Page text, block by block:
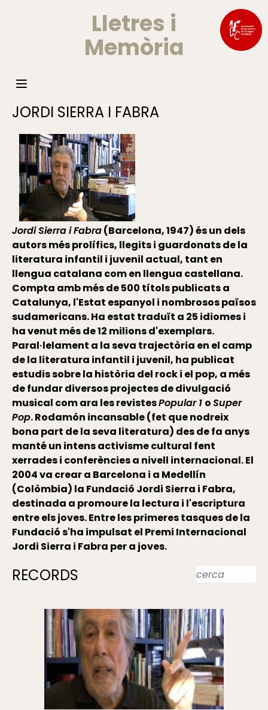
Lletres i
Memòria
JORDI SIERRA I FABRA
Jordi Sierra i Fabra(Barcelona, 1947) és un dels
autors més prolífics, llegits i guardonats de la
literatura infantil i juvenil actual, tant en
llengua catalana com en llengua castellana.
Compta amb més de 500 títols publicats a
Catalunya, l'Estat espanyol i nombrosos països
sudamericans. Ha estat traduït a 25 idiomes i
ha venut més de 12 milions d'exemplars.
Paral·lelament a la seva trajectòria en el camp
de la literatura infantil i juvenil, ha publicat
estudis sobre la història del rock i el pop, a més
de fundar diversos projectes de divulgació
musical com ara les revistesPopular 1 oSuper
Pop. Rodamón incansable (fet que nodreix
bona part de la seva literatura) des de fa anys
manté un intens activisme cultural fent
xerrades i conferències a nivell internacional. El
2004 va crear a Barcelona i a Medellín
(Colòmbia) la Fundació Jordi Sierra i Fabra,
destinada a promoure la lectura i l'escriptura
entre els joves. Entre les primeres tasques de la
Fundació s'ha impulsat el Premi Internacional
Jordi Sierra i Fabra per a joves.
RECORDS